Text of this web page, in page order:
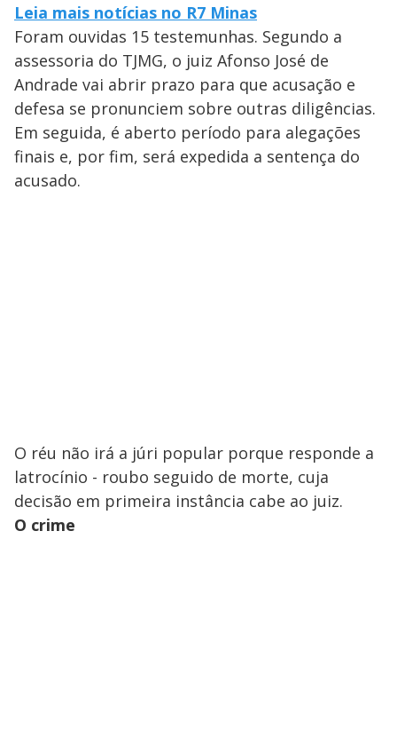
Leia mais notícias no R7 Minas
Foram ouvidas 15 testemunhas. Segundo a
assessoria do TJMG, o juiz Afonso José de
Andrade vai abrir prazo para que acusação e
defesa se pronunciem sobre outras diligências.
Em seguida, é aberto período para alegações
finais e, por fim, será expedida a sentença do
acusado.
O réu não irá a júri popular porque responde a
latrocínio - roubo seguido de morte, cuja
decisão em primeira instância cabe ao juiz.
O crime